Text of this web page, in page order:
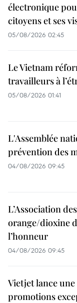
électronique
citoyens et ses
05/08/2026 02:45
Le Vietnam
travailleurs à
05/08/2026 01:41
L'Assemblée
prévention des
04/08/2026 09:45
L’Association
orange/dioxine
l’honneur
04/08/2026 09:45
Vietjet lance
promotions